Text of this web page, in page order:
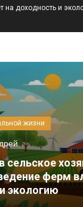
на доходность и
жизни
сельское
ферм
экологию